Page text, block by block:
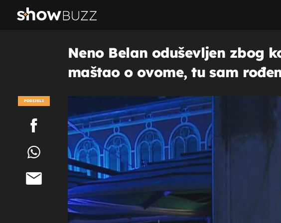
Neno Belan oduševljen zbog
maštao o ovome, tu sam
PODIJELI
POGLEDAJ